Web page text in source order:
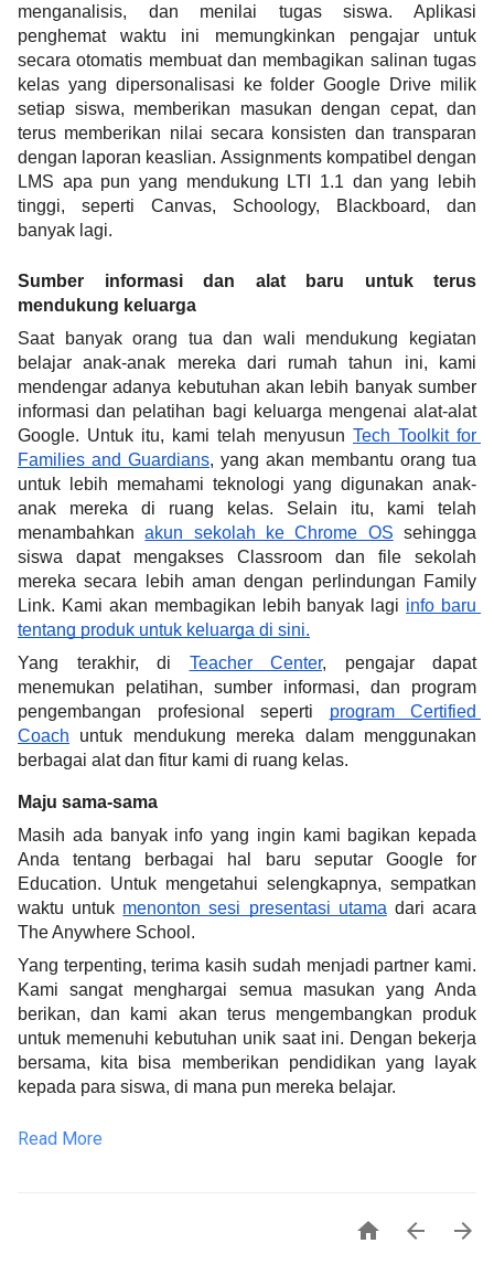
menganalisis, dan menilai tugas siswa. Aplikasi
penghemat waktu ini memungkinkan pengajar untuk
secara otomatis membuat dan membagikan salinan tugas
kelas yang dipersonalisasi ke folder Google Drive milik
setiap siswa, memberikan masukan dengan cepat, dan
terus memberikan nilai secara konsisten dan transparan
dengan laporan keaslian. Assignments kompatibel dengan
LMS apa pun yang mendukung LTI 1.1 dan yang lebih
tinggi, seperti Canvas, Schoology, Blackboard, dan
banyak lagi.
Sumber informasi dan alat baru untuk terus
mendukung keluarga
Saat banyak orang tua dan wali mendukung kegiatan
belajar anak-anak mereka dari rumah tahun ini, kami
mendengar adanya kebutuhan akan lebih banyak sumber
informasi dan pelatihan bagi keluarga mengenai alat-alat
Google. Untuk itu, kami telah menyusun Tech Toolkit for
Families and Guardians, yang akan membantu orang tua
untuk lebih memahami teknologi yang digunakan anak-
anak mereka di ruang kelas. Selain itu, kami telah
menambahkan akun sekolah ke Chrome OS sehingga
siswa dapat mengakses Classroom dan file sekolah
mereka secara lebih aman dengan perlindungan Family
Link. Kami akan membagikan lebih banyak lagi info baru
tentang produk untuk keluarga di sini.
Yang terakhir, di Teacher Center, pengajar dapat
menemukan pelatihan, sumber informasi, dan program
pengembangan profesional seperti program Certified
Coach untuk mendukung mereka dalam menggunakan
berbagai alat dan fitur kami di ruang kelas.
Maju sama-sama
Masih ada banyak info yang ingin kami bagikan kepada
Anda tentang berbagai hal baru seputar Google for
Education. Untuk mengetahui selengkapnya, sempatkan
waktu untuk menonton sesi presentasi utama dari acara
The Anywhere School.
Yang terpenting, terima kasih sudah menjadi partner kami.
Kami sangat menghargai semua masukan yang Anda
berikan, dan kami akan terus mengembangkan produk
untuk memenuhi kebutuhan unik saat ini. Dengan bekerja
bersama, kita bisa memberikan pendidikan yang layak
kepada para siswa, di mana pun mereka belajar.
Read More
  